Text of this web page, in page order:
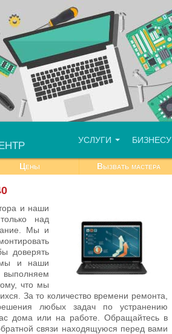
УСЛУГИ БИЗНЕСУ
Цены Вызвать мастера
и наши
над
Мы и
доверять
мы и наши
что мы
За то количество времени ремонта,
любых задач по устранению
дома или на работе. Обращайтесь в
связи находящуюся перед вами